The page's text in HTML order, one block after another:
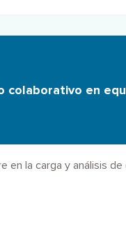
colaborativo en
en la carga y análisis